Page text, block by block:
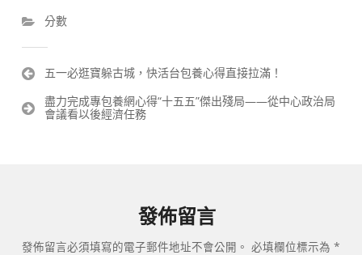
分數
文
導
五一必逛寶躲古城，快活台包養心得直接拉滿！
盡力完成專包養網心得“十五五”傑出殘局——從中心政治局
會議看以後經濟任務
發佈留言
發佈留言必須填寫的電子郵件地址不會公開。 必填欄位標示為 *